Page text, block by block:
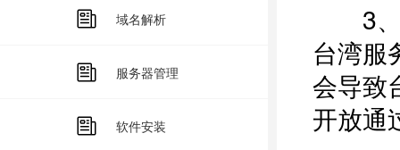
域名解析
服务器管理
软件安装
3、
台湾服
会导致
开放通